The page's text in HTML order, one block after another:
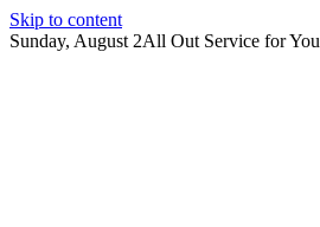
Skip to content
Sunday, August 2All Out Service for You